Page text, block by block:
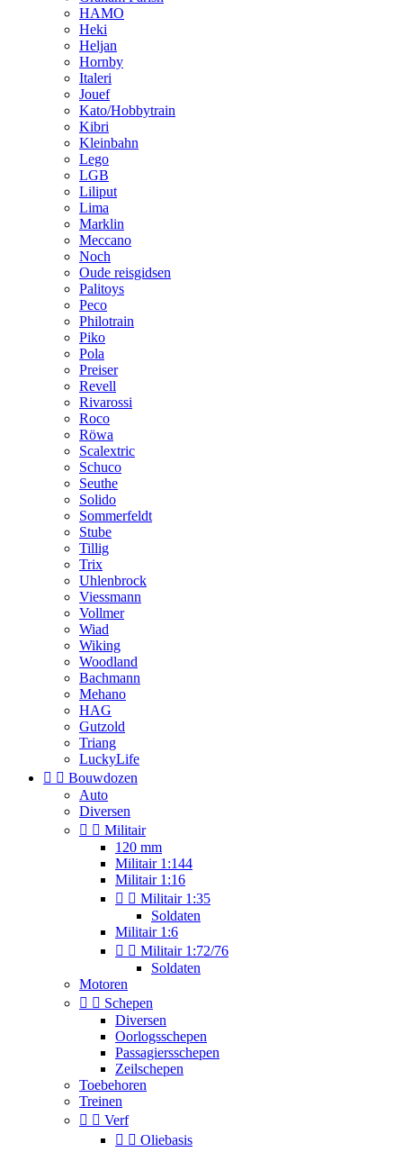
HAMO
Heki
Heljan
Hornby
Italeri
Jouef
Kato/Hobbytrain
Kibri
Kleinbahn
Lego
LGB
Liliput
Lima
Marklin
Meccano
Noch
Oude reisgidsen
Palitoys
Peco
Philotrain
Piko
Pola
Preiser
Revell
Rivarossi
Roco
Röwa
Scalextric
Schuco
Seuthe
Solido
Sommerfeldt
Stube
Tillig
Trix
Uhlenbrock
Viessmann
Vollmer
Wiad
Wiking
Woodland
Bachmann
Mehano
HAG
Gutzold
Triang
LuckyLife
  Bouwdozen
Auto
Diversen
  Militair
120 mm
Militair 1:144
Militair 1:16
  Militair 1:35
Soldaten
Militair 1:6
  Militair 1:72/76
Soldaten
Motoren
  Schepen
Diversen
Oorlogsschepen
Passagiersschepen
Zeilschepen
Toebehoren
Treinen
  Verf
  Oliebasis